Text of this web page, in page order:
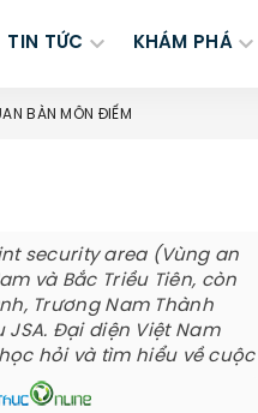
TIN TỨC KHÁM PHÁ
BÀN MÔN ĐIẾM
security area (Vùng an
và Bắc Triều Tiên, còn
Trương Nam Thành
Đại diện Việt Nam
hỏi và tìm hiểu về cuộc